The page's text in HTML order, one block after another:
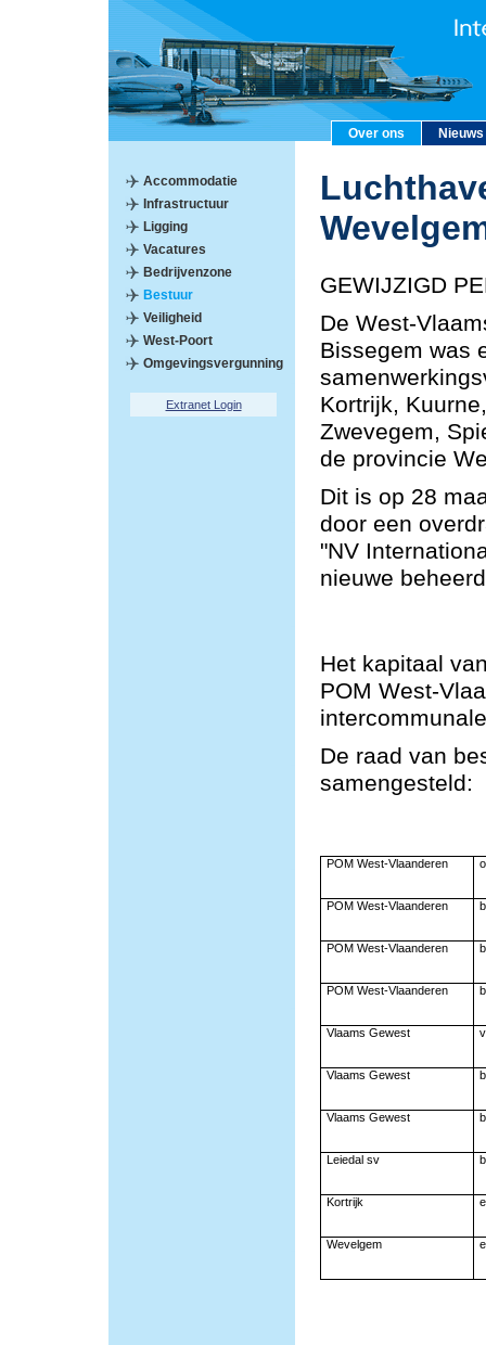
Over ons Nieuws
Accommodatie
Infrastructuur
Ligging
Vacatures
Bedrijvenzone
Bestuur
Veiligheid
West-Poort
Omgevingsvergunning
Extranet Login
GEWIJZIGD
De West-
Bissegem was
Kortrijk,
Zwevegem,
de provincie
Dit is op 28
door een
"NV
nieuwe
Het kapitaal
POM West-
De raad van
samengesteld:
POM West-Vlaanderen
POM West-Vlaanderen
POM West-Vlaanderen
POM West-Vlaanderen
Vlaams Gewest
Vlaams Gewest
Vlaams Gewest
Leiedal sv
Kortrijk
Wevelgem